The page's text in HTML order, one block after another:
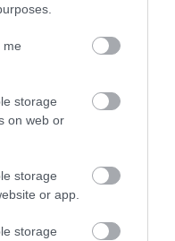
me
storage
on web or
storage
or app.
storage